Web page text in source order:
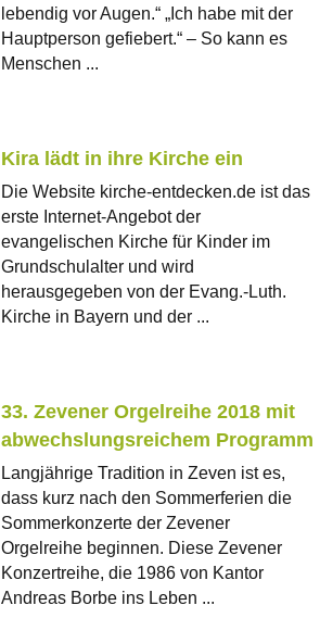
lebendig vor Augen.“ „Ich habe mit der
Hauptperson gefiebert.“ – So kann es
Menschen ...
Kira lädt in ihre Kirche ein
Die Website kirche-entdecken.de ist das
erste Internet-Angebot der
evangelischen Kirche für Kinder im
Grundschulalter und wird
herausgegeben von der Evang.-Luth.
Kirche in Bayern und der ...
33. Zevener Orgelreihe 2018 mit
abwechslungsreichem Programm
Langjährige Tradition in Zeven ist es,
dass kurz nach den Sommerferien die
Sommerkonzerte der Zevener
Orgelreihe beginnen. Diese Zevener
Konzertreihe, die 1986 von Kantor
Andreas Borbe ins Leben ...